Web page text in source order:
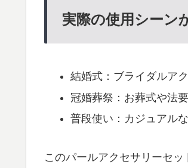
実際の使用シーン
結婚式：ブライダルア
冠婚葬祭：お葬式や法
普段使い：カジュアル
このパールアクセサリーセ